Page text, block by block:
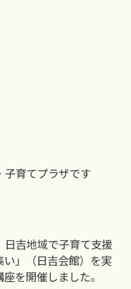
子育てプラザです
吉地域で子育て支援
」（日吉会館）を実
を開催しました。